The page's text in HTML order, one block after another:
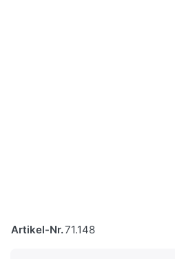
Artikel-Nr.71.148